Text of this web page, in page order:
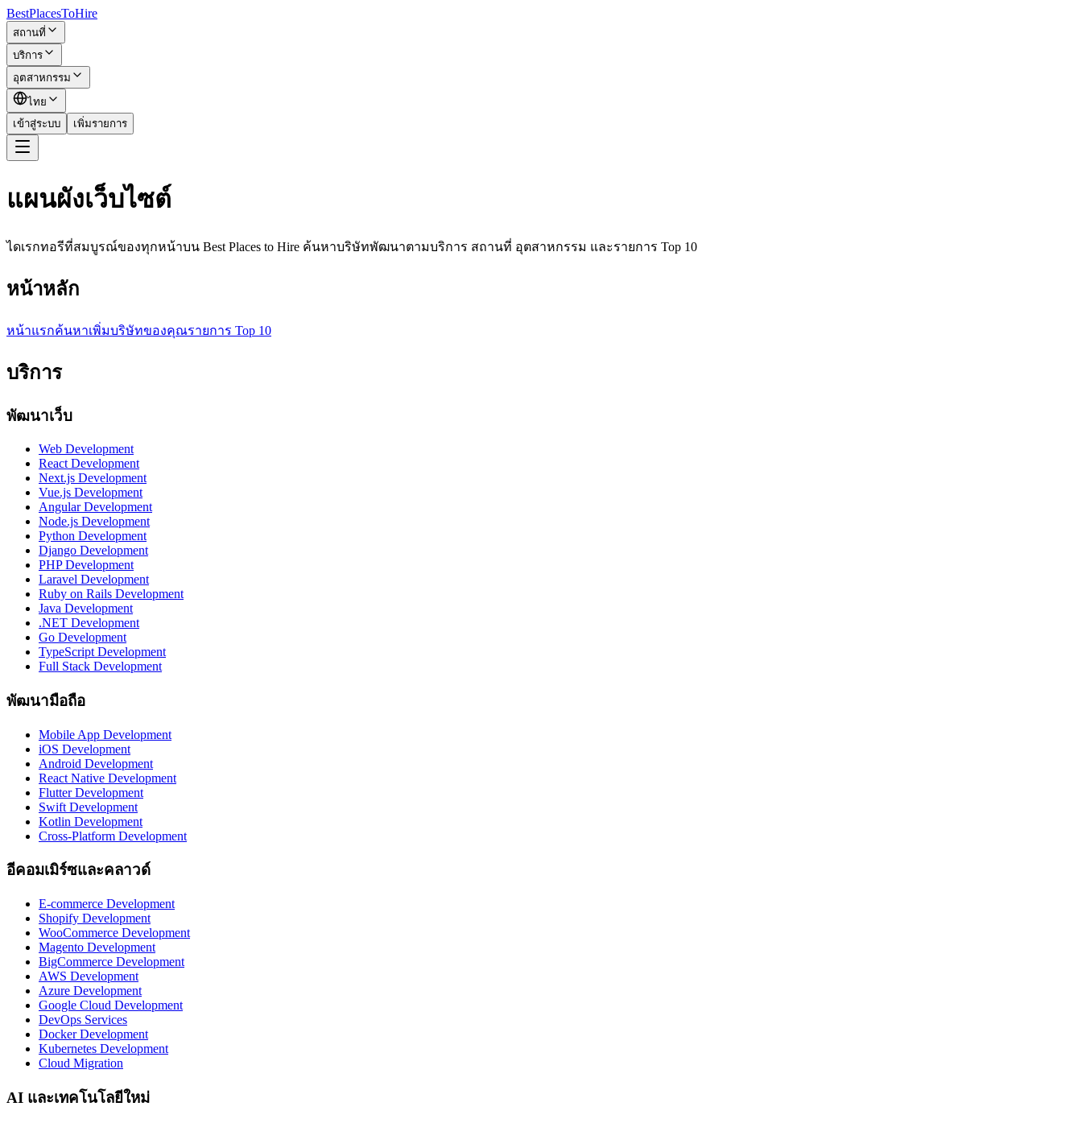
BestPlacesToHire
สถานที่
บริการ
อุตสาหกรรม
ไทย
เข้าสู่ระบบ
เพิ่มรายการ
แผนผังเว็บไซต์
ไดเรกทอรีที่สมบูรณ์ของทุกหน้าบน Best Places to Hire ค้นหาบริษัทพัฒนาตามบริการ สถานที่ อุตสาหกรรม และรายการ Top 10
หน้าหลัก
หน้าแรกค้นหาเพิ่มบริษัทของคุณรายการ Top 10
บริการ
พัฒนาเว็บ
Web Development
React Development
Next.js Development
Vue.js Development
Angular Development
Node.js Development
Python Development
Django Development
PHP Development
Laravel Development
Ruby on Rails Development
Java Development
.NET Development
Go Development
TypeScript Development
Full Stack Development
พัฒนามือถือ
Mobile App Development
iOS Development
Android Development
React Native Development
Flutter Development
Swift Development
Kotlin Development
Cross-Platform Development
อีคอมเมิร์ซและคลาวด์
E-commerce Development
Shopify Development
WooCommerce Development
Magento Development
BigCommerce Development
AWS Development
Azure Development
Google Cloud Development
DevOps Services
Docker Development
Kubernetes Development
Cloud Migration
AI และเทคโนโลยีใหม่